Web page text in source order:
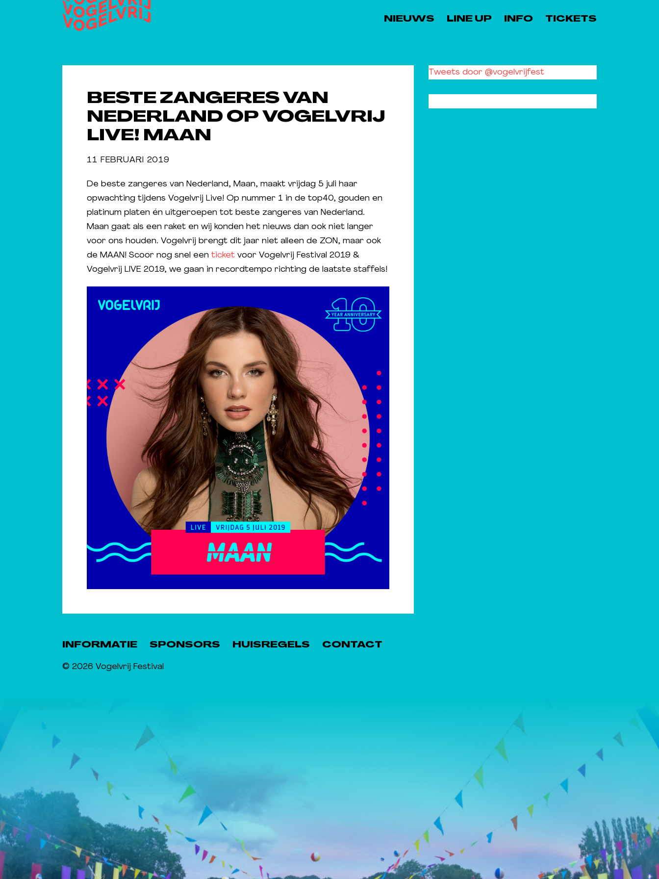
NIEUWS LINE UP INFO TICKETS
BESTE ZANGERES VAN
NEDERLAND OP VOGELVRIJ
LIVE! MAAN
11 FEBRUARI 2019
De beste zangeres van Nederland, Maan, maakt vrijdag 5 juli haar
opwachting tijdens Vogelvrij Live! Op nummer 1 in de top40, gouden en
platinum platen én uitgeroepen tot beste zangeres van Nederland.
Maan gaat als een raket en wij konden het nieuws dan ook niet langer
voor ons houden. Vogelvrij brengt dit jaar niet alleen de ZON, maar ook
de MAAN! Scoor nog snel een ticket voor Vogelvrij Festival 2019 &
Vogelvrij LIVE 2019, we gaan in recordtempo richting de laatste staffels!
Tweets door @vogelvrijfest
INFORMATIE SPONSORS HUISREGELS CONTACT
© 2026 Vogelvrij Festival